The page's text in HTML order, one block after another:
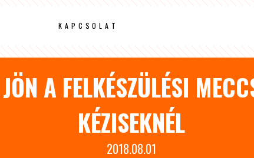
KAPCSOLAT
A FELKÉSZÜLÉSI
KÉZISEKNÉL
2018.08.01